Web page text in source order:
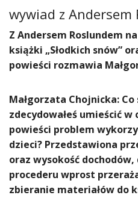
wywiad z Andersem
​Z Andersem Roslundem
książki „Słodkich snów”
powieści rozmawia
Małgorzata Chojnicka: Co
zdecydowałeś umieścić
powieści problem
dzieci? Przedstawiona
oraz wysokość
procederu wprost
zbieranie materiałów do